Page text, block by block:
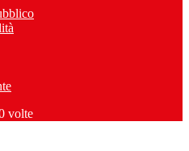
volte